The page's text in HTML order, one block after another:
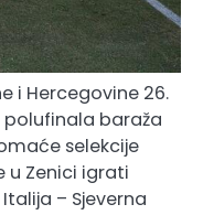
i Hercegovine 26.
baraža
selekcije
u Zenici igrati
– Sjeverna